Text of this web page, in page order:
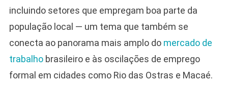
incluindo setores que empregam boa parte da
população local — um tema que também se
conecta ao panorama mais amplo do mercado de
trabalhobrasileiro e às oscilações de emprego
formal em cidades como Rio das Ostras e Macaé.